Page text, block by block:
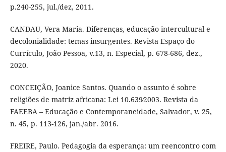
p.240-255, jul./dez, 2011.
CANDAU, Vera Maria. Diferenças, educação intercultural e
decolonialidade: temas insurgentes. Revista Espaço do
Currículo, João Pessoa, v.13, n. Especial, p. 678-686, dez.,
2020.
CONCEIÇÃO, Joanice Santos. Quando o assunto é sobre
religiões de matriz africana: Lei 10.639∕2003. Revista da
FAEEBA – Educação e Contemporaneidade, Salvador, v. 25,
n. 45, p. 113-126, jan./abr. 2016.
FREIRE, Paulo. Pedagogia da esperança: um reencontro com